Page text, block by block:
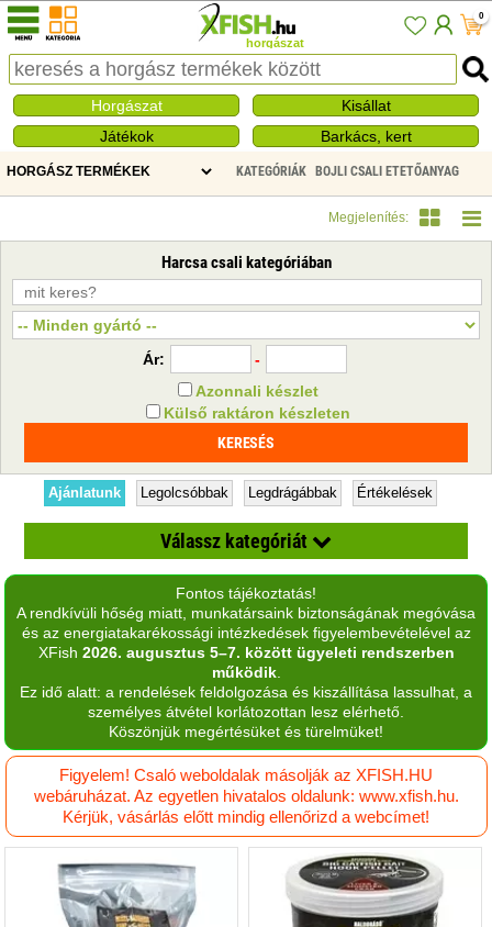
horgászat
0
Horgászat
Kisállat
Játékok
Barkács, kert
KATEGÓRIÁK BOJLI CSALI ETETŐANYAG
Megjelenítés:
Harcsa csali kategóriában
Ár:
-
Azonnali készlet
Külső raktáron készleten
Ajánlatunk Legolcsóbbak Legdrágábbak Értékelések
Válassz kategóriát
Aroma
aroma spray
Bojli
Bojli aroma
Bojli mix
Csali imitáció
Dip
Esszenciális olaj
Fontos tájékoztatás!
A rendkívüli hőség miatt, munkatársaink biztonságának megóvása
és az energiatakarékossági intézkedések figyelembevételével az
XFish 2026. augusztus 5–7. között ügyeleti rendszerben
működik.
Ez idő alatt: a rendelések feldolgozása és kiszállítása lassulhat, a
személyes átvétel korlátozottan lesz elérhető.
Köszönjük megértésüket és türelmüket!
Figyelem! Csaló weboldalak másolják az XFISH.HU
webáruházat. Az egyetlen hivatalos oldalunk: www.xfish.hu.
Kérjük, vásárlás előtt mindig ellenőrizd a webcímet!